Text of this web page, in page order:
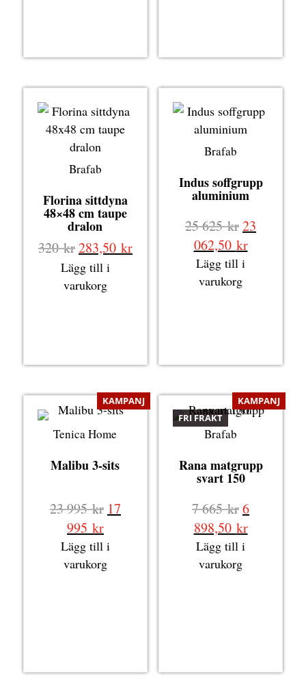
Brafab
Florina sittdyna
48×48 cm taupe
dralon
320krDet
ursprungliga
priset
283,50 krDet
Lägg till i
varukorg
Brafab
Indus soffgrupp
aluminium
25 625krDet
priset
var:
23
062,50 krDet
Lägg till i
varukorg
KAMPANJ
Tenica Home
Malibu 3-sits
23 995kr Det
priset
var:
17
995 krDet
nuvarande
priset
Lägg till i
varukorg
FRI FRAKT
KAMPANJ
Brafab
Rana matgrupp
svart 150
7 665krDet
priset
var:
6
898,50 krDet
Lägg till i
varukorg